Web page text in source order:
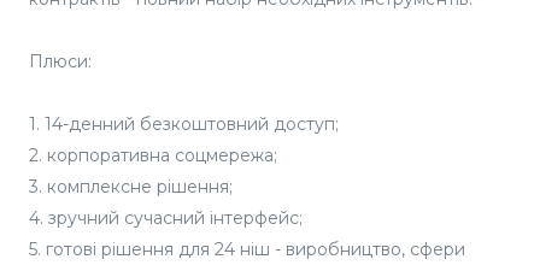
Плюси:
1. 14-денний безкоштовний доступ;
2. корпоративна соцмережа;
3. комплексне рішення;
4. зручний сучасний інтерфейс;
5. готові рішення для 24 ніш - виробництво, сфери